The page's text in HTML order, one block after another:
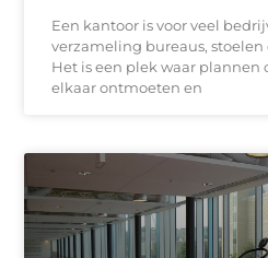
Een kantoor is voor veel
verzameling bureaus,
Het is een plek waar plannen
elkaar ontmoeten en